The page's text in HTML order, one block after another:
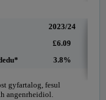
2023/24
£6.09
3.8%
gyfartalog, fesul
angenrheidiol.